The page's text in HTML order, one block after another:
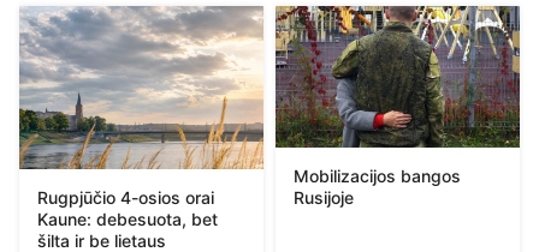
Rugpjūčio 4-osios orai
Kaune: debesuota, bet
šilta ir be lietaus
Mobilizacijos bangos
Rusijoje